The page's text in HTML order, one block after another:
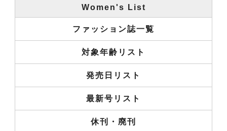
Women's List
ファッション誌一覧
対象年齢リスト
発売日リスト
最新号リスト
休刊・廃刊